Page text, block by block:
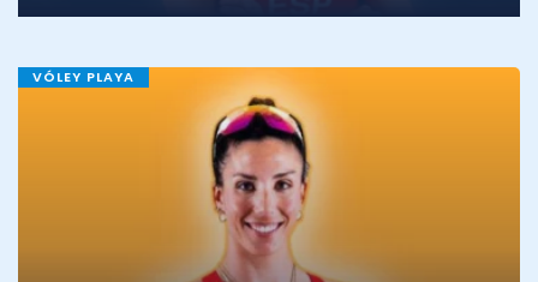
VÓLEY PLAYA